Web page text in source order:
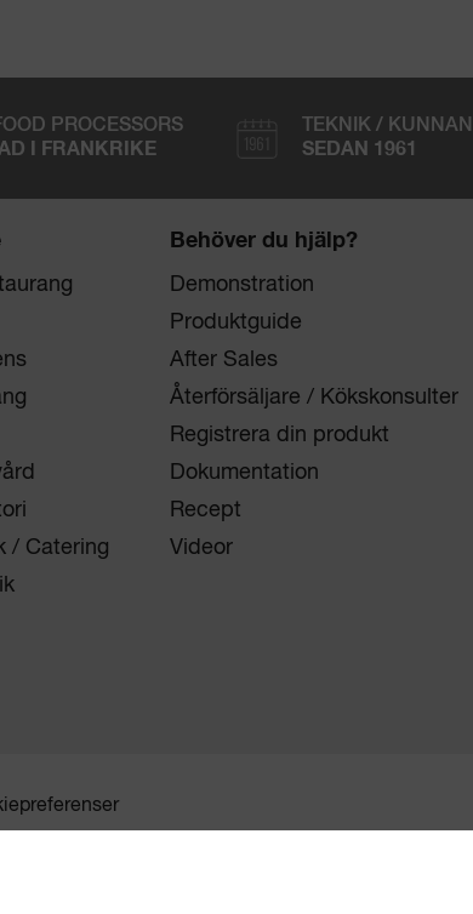
PROCESSORS
I FRANKRIKE
TEKNIK /
SEDAN 1961
/ Catering
Behöver du hjälp?
Demonstration
Produktguide
After Sales
Återförsäljare / Kökskonsulter
Registrera din produkt
Dokumentation
Recept
Videor